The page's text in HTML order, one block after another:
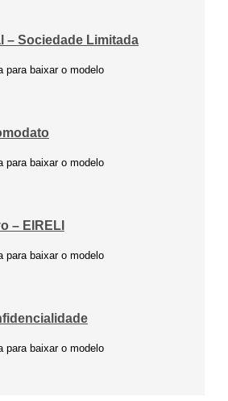
– Sociedade Limitada
para baixar o modelo
para baixar o modelo
– EIRELI
para baixar o modelo
para baixar o modelo